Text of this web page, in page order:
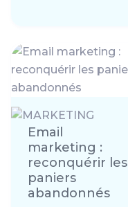
Email
marketing :
reconquérir les
paniers
abandonnés